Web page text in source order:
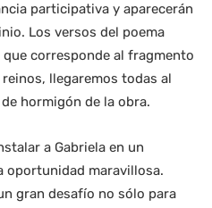
participativa y aparecerán
Los versos del poema
que corresponde al fragmento
llegaremos todas al
hormigón de la obra.
a Gabriela en un
oportunidad maravillosa.
gran desafío no sólo para